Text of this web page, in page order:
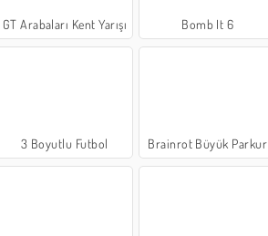
GT Arabaları Kent Yarışı Bomb It 6
3 Boyutlu Futbol Brainrot Büyük Parkur